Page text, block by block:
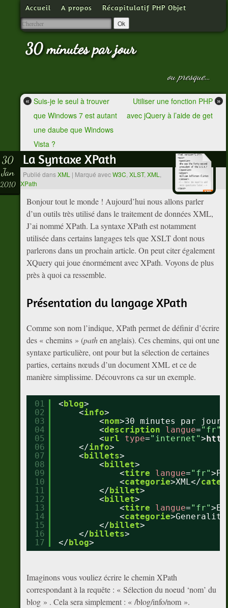
Accueil A propos Récapitulatif PHP Objet
30 minutes par jour
ou presque…
« Suis-je le seul à trouver
que Windows 7 est autant
une daube que Windows
Vista ?
Utiliser une fonction PHP
avec jQuery à l’aide de get
»
La Syntaxe XPath
Publié dansXML | Marqué avecW3C XLST, XML
XPath
30
Jan
2010
Bonjour tout le monde ! Aujourd’hui nous allons parler
d’un outils très utilisé dans le traitement de données XML,
J’ai nommé XPath. La syntaxe XPath est notamment
utilisée dans certains langages tels que XSLT dont nous
parlerons dans un prochain article. On peut citer également
XQuery qui joue énormément avec XPath. Voyons de plus
près à quoi ca ressemble.
Présentation du langage XPath
Comme son nom l’indique, XPath permet de définir d’écrire
des « chemins » (pathen anglais). Ces chemins, qui ont une
syntaxe particulière, ont pour but la sélection de certaines
parties, certains nœuds d’un document XML et ce de
manière simplissime. Découvrons ca sur un exemple.
01
02
03
04
05
06
07
08
09
10
11
12
13
14
15
16
17
<blog>
<info>
<nom>30 minutes par
<description langue="fr"
<url type="internet">
</info>
<billets>
<billet>
<titre langue="fr"
<categorie>XML</
</billet>
<billet>
<titre langue="fr"
<categorie
</billet>
</billets>
</blog>
Imaginons vous vouliez écrire le chemin XPath
correspondant à la requête : « Sélection du noeud ‘nom’ du
blog » . Cela sera simplement : « /blog/info/nom ».